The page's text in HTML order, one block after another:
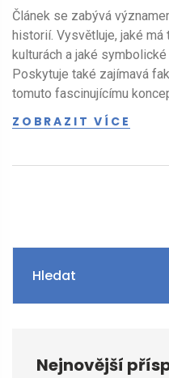
Článek se zabývá
historií. Vysvětluje, jaké
kulturách a jaké
Poskytuje také zajímavá
tomuto fascinujícímu
ZOBRAZIT VÍCE
Hledat
Nejnovější